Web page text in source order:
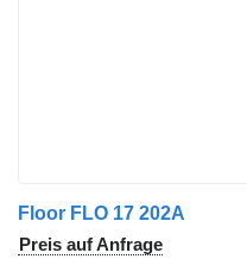
Floor FLO 17 202A
Preis auf Anfrage